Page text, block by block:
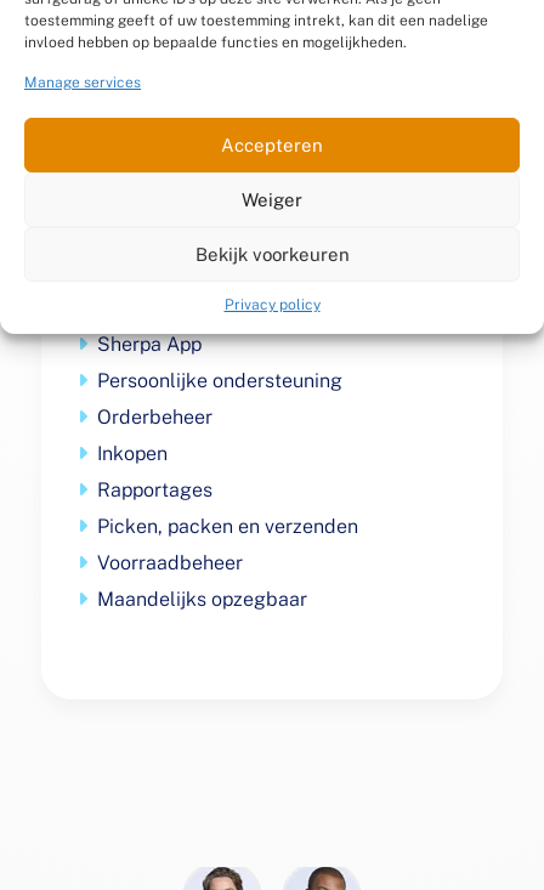
toestemming geeft of uw toestemming intrekt, kan dit een nadelige
invloed hebben op bepaalde functies en mogelijkheden.
Manage services
Accepteren
Weiger
Bekijk voorkeuren
Privacy policy
inclusief
Onbeperkt aantal gebruikers
Sherpa App
Persoonlijke ondersteuning
Orderbeheer
Inkopen
Rapportages
Picken, packen en verzenden
Voorraadbeheer
Maandelijks opzegbaar